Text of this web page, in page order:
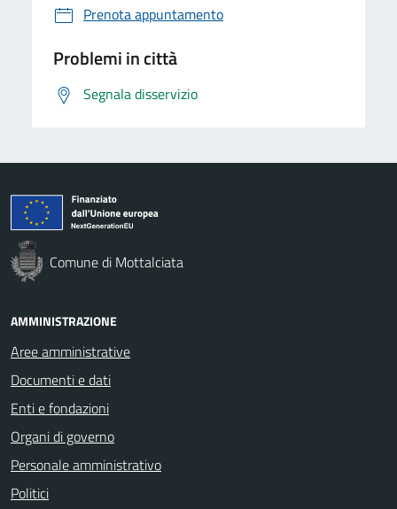
Prenota appuntamento
Problemi in città
Segnala disservizio
Comune di Mottalciata
AMMINISTRAZIONE
Aree amministrative
Documenti e dati
Enti e fondazioni
Organi di governo
Personale amministrativo
Politici